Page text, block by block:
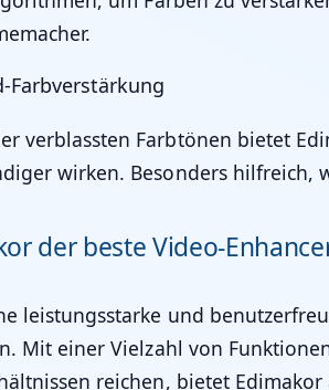
Farbverstärkung
verblassten Farbtönen bietet
wirken. Besonders
der beste Video-
leistungsstarke und
Mit einer Vielzahl von
reichen, bietet Edimakor